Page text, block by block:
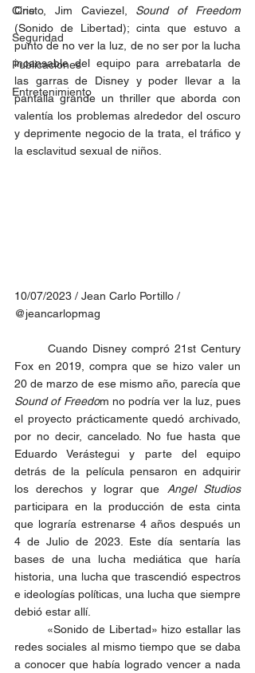
Cine
Seguridad
Publicaciones
Entretenimiento
Cristo, Jim Caviezel, Sound of Freedom
(Sonido de Libertad); cinta que estuvo a
punto de no ver la luz, de no ser por la lucha
incansable del equipo para arrebatarla de
las garras de Disney y poder llevar a la
pantalla grande un thriller que aborda con
valentía los problemas alrededor del oscuro
y deprimente negocio de la trata, el tráfico y
la esclavitud sexual de niños.
10/07/2023 / Jean Carlo Portillo /
@jeancarlopmag
Fox en 2019, compra que se hizo valer un
Sound of Freedom no podría ver la luz, pues
el proyecto prácticamente quedó archivado,
por no decir, cancelado. No fue hasta que
Eduardo Verástegui y parte del equipo
detrás de la película pensaron en adquirir
los derechos y lograr que
Angel Studios
participara en la producción de esta cinta
que lograría estrenarse 4 años después un
4 de Julio de 2023. Este día sentaría las
bases de una lucha mediática que haría
historia, una lucha que trascendió espectros
e ideologías políticas, una lucha que siempre
debió estar allí.
redes sociales al mismo tiempo que se daba
a conocer que había logrado vencer a nada